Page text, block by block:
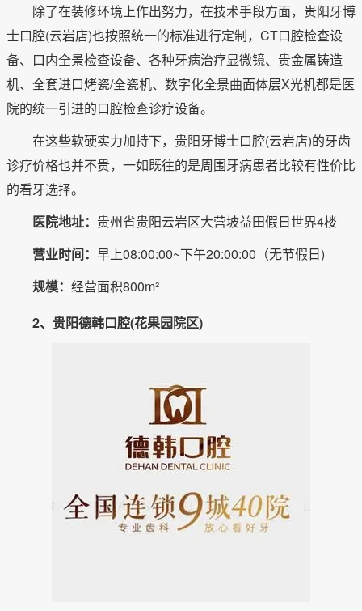
除了在装修环境上作出努力，在技术手段方面，贵阳牙博
士口腔(云岩店)也按照统一的标准进行定制，CT口腔检查设
备、口内全景检查设备、各种牙病治疗显微镜、贵金属铸造
机、全套进口烤瓷/全瓷机、数字化全景曲面体层X光机都是医
院的统一引进的口腔检查诊疗设备。
在这些软硬实力加持下，贵阳牙博士口腔(云岩店)的牙齿
诊疗价格也并不贵，一如既往的是周围牙病患者比较有性价比
的看牙选择。
医院地址： 贵州省贵阳云岩区大营坡益田假日世界4楼
营业时间： 早上08:00:00~下午20:00:00（无节假日)
规模： 经营面积800m²
2、贵阳德韩口腔(花果园院区)